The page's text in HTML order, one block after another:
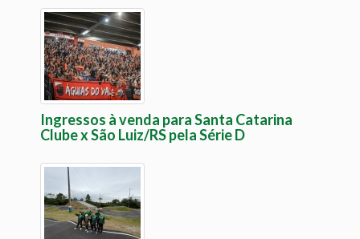
Ingressos à venda para Santa Catarina
Clube x São Luiz/RS pela Série D